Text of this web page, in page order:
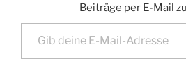
Beiträge per E-Mail
Gib deine E-Mail-Adresse ein ...